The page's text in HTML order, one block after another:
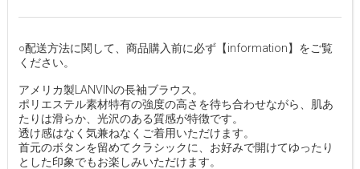
○配送方法に関して、商品購入前に必ず【information】をご覧
ください。
アメリカ製LANVINの長袖ブラウス。
ポリエステル素材特有の強度の高さを待ち合わせながら、肌あ
たりは滑らか、光沢のある質感が特徴です。
透け感はなく気兼ねなくご着用いただけます。
首元のボタンを留めてクラシックに、お好みで開けてゆったり
とした印象でもお楽しみいただけます。